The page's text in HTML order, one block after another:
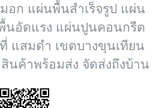
อก แผ่นพื้นสำเร็จรูป แผ่น
นอัดแรง แผ่นปูนคอนกรีต
แสมดำ เขตบางขุนเทียน
นค้าพร้อมส่ง จัดส่งถึงบ้าน